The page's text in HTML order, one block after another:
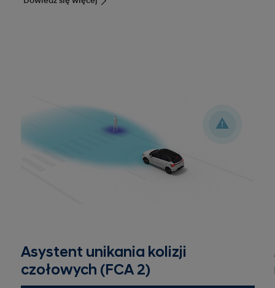
Asystent unikania kolizji
czołowych (FCA 2)